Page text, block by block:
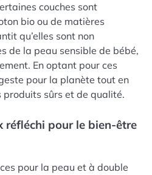
couches sont
bio ou de matières
qu’elles sont non
de la peau sensible de bébé,
En optant pour ces
pour la planète tout en
sûrs et de qualité.
réfléchi pour le bien-être
pour la peau et à double